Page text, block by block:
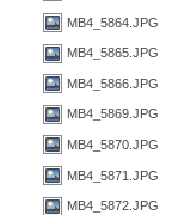
MB4_5864.JPG
MB4_5865.JPG
MB4_5866.JPG
MB4_5869.JPG
MB4_5870.JPG
MB4_5871.JPG
MB4_5872.JPG